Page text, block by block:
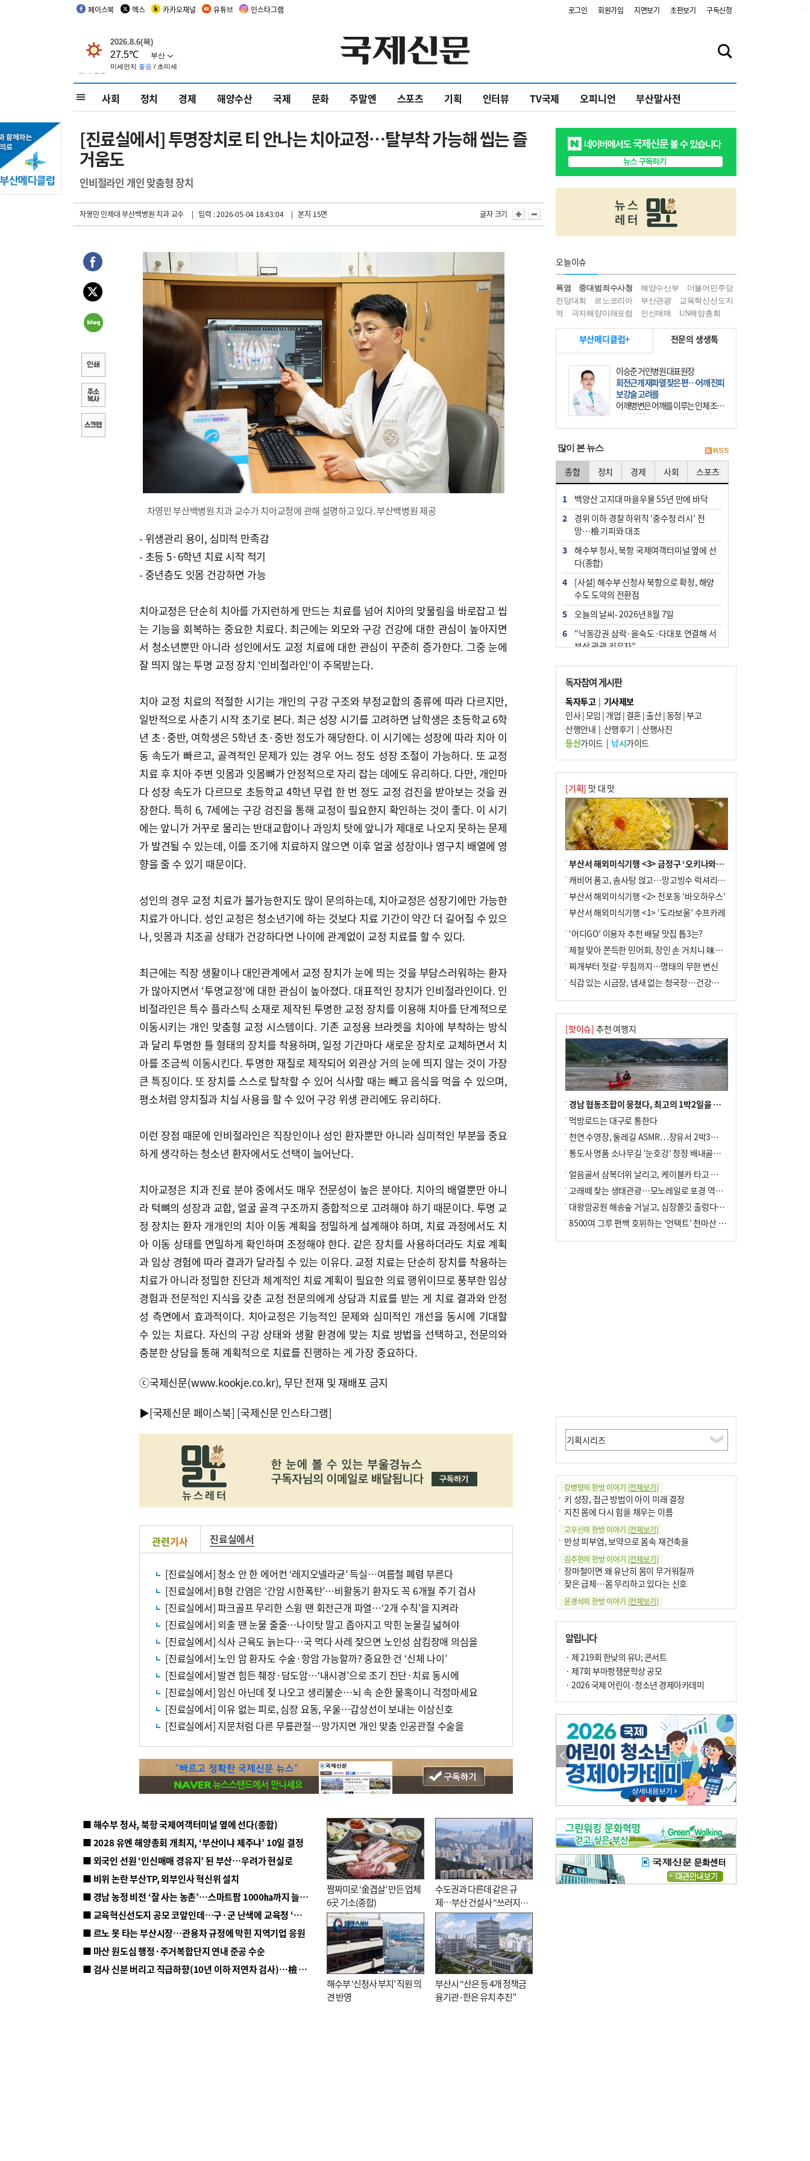
페이스북 엑스 카카오채널 유튜브 인스타그램 로그인 회원가입 지면보기 초판보기 구독신청
사회 정치 경제 해양수산 국제 문화 주말엔 스포츠 기획 인터뷰 TV국제 오피니언 부산말사전
[진료실에서] 투명장치로 티 안나는 치아교정…탈부착 가능해 씹는 즐
거움도
인비절라인 개인 맞춤형 장치
차영민 인제대 부산백병원 치과 교수 | 입력 : 2026-05-04 18:43:04 | 본지 15면 글자 크기
차영민 부산백병원 치과 교수가 치아교정에 관해 설명하고 있다. 부산백병원 제공
- 위생관리 용이, 심미적 만족감
- 초등 5·6학년 치료 시작 적기
- 중년층도 잇몸 건강하면 가능
치아교정은 단순히 치아를 가지런하게 만드는 치료를 넘어 치아의 맞물림을 바로잡고 씹
는 기능을 회복하는 중요한 치료다. 최근에는 외모와 구강 건강에 대한 관심이 높아지면
서 청소년뿐만 아니라 성인에서도 교정 치료에 대한 관심이 꾸준히 증가한다. 그중 눈에
잘 띄지 않는 투명 교정 장치 ‘인비절라인’이 주목받는다.
치아 교정 치료의 적절한 시기는 개인의 구강 구조와 부정교합의 종류에 따라 다르지만,
일반적으로 사춘기 시작 초기로 본다. 최근 성장 시기를 고려하면 남학생은 초등학교 6학
년 초·중반, 여학생은 5학년 초·중반 정도가 해당한다. 이 시기에는 성장에 따라 치아 이
동 속도가 빠르고, 골격적인 문제가 있는 경우 어느 정도 성장 조절이 가능하다. 또 교정
치료 후 치아 주변 잇몸과 잇몸뼈가 안정적으로 자리 잡는 데에도 유리하다. 다만, 개인마
다 성장 속도가 다르므로 초등학교 4학년 무렵 한 번 정도 교정 검진을 받아보는 것을 권
장한다. 특히 6, 7세에는 구강 검진을 통해 교정이 필요한지 확인하는 것이 좋다. 이 시기
에는 앞니가 거꾸로 물리는 반대교합이나 과잉치 탓에 앞니가 제대로 나오지 못하는 문제
가 발견될 수 있는데, 이를 조기에 치료하지 않으면 이후 얼굴 성장이나 영구치 배열에 영
향을 줄 수 있기 때문이다.
성인의 경우 교정 치료가 불가능한지도 많이 문의하는데, 치아교정은 성장기에만 가능한
치료가 아니다. 성인 교정은 청소년기에 하는 것보다 치료 기간이 약간 더 길어질 수 있으
나, 잇몸과 치조골 상태가 건강하다면 나이에 관계없이 교정 치료를 할 수 있다.
최근에는 직장 생활이나 대인관계에서 교정 장치가 눈에 띄는 것을 부담스러워하는 환자
가 많아지면서 ‘투명교정’에 대한 관심이 높아졌다. 대표적인 장치가 인비절라인이다. 인
비절라인은 특수 플라스틱 소재로 제작된 투명한 교정 장치를 이용해 치아를 단계적으로
이동시키는 개인 맞춤형 교정 시스템이다. 기존 교정용 브라켓을 치아에 부착하는 방식
과 달리 투명한 틀 형태의 장치를 착용하며, 일정 기간마다 새로운 장치로 교체하면서 치
아를 조금씩 이동시킨다. 투명한 재질로 제작되어 외관상 거의 눈에 띄지 않는 것이 가장
큰 특징이다. 또 장치를 스스로 탈착할 수 있어 식사할 때는 빼고 음식을 먹을 수 있으며,
평소처럼 양치질과 치실 사용을 할 수 있어 구강 위생 관리에도 유리하다.
이런 장점 때문에 인비절라인은 직장인이나 성인 환자뿐만 아니라 심미적인 부분을 중요
하게 생각하는 청소년 환자에서도 선택이 늘어난다.
치아교정은 치과 진료 분야 중에서도 매우 전문성이 높은 분야다. 치아의 배열뿐만 아니
라 턱뼈의 성장과 교합, 얼굴 골격 구조까지 종합적으로 고려해야 하기 때문이다. 투명 교
정 장치는 환자 개개인의 치아 이동 계획을 정밀하게 설계해야 하며, 치료 과정에서도 치
아 이동 상태를 면밀하게 확인하며 조정해야 한다. 같은 장치를 사용하더라도 치료 계획
과 임상 경험에 따라 결과가 달라질 수 있는 이유다. 교정 치료는 단순히 장치를 착용하는
치료가 아니라 정밀한 진단과 체계적인 치료 계획이 필요한 의료 행위이므로 풍부한 임상
경험과 전문적인 지식을 갖춘 교정 전문의에게 상담과 치료를 받는 게 치료 결과와 안정
성 측면에서 효과적이다. 치아교정은 기능적인 문제와 심미적인 개선을 동시에 기대할
수 있는 치료다. 자신의 구강 상태와 생활 환경에 맞는 치료 방법을 선택하고, 전문의와
충분한 상담을 통해 계획적으로 치료를 진행하는 게 가장 중요하다.
ⓒ국제신문(www.kookje.co.kr), 무단 전재 및 재배포 금지
▶[국제신문 페이스북] [국제신문 인스타그램]
관련기사 진료실에서
[진료실에서] 청소 안 한 에어컨 ‘레지오넬라균’ 득실…여름철 폐렴 부른다
[진료실에서] B형 간염은 ‘간암 시한폭탄’…비활동기 환자도 꼭 6개월 주기 검사
[진료실에서] 파크골프 무리한 스윙 땐 회전근개 파열…‘2개 수칙’을 지켜라
[진료실에서] 외출 땐 눈물 줄줄…나이탓 말고 좁아지고 막힌 눈물길 넓혀야
[진료실에서] 식사 근육도 늙는다…국 먹다 사레 잦으면 노인성 삼킴장애 의심을
[진료실에서] 노인 암 환자도 수술·항암 가능할까? 중요한 건 ‘신체 나이’
[진료실에서] 발견 힘든 췌장·담도암…‘내시경’으로 조기 진단·치료 동시에
[진료실에서] 임신 아닌데 젖 나오고 생리불순…뇌 속 순한 물혹이니 걱정마세요
[진료실에서] 이유 없는 피로, 심장 요동, 우울…갑상선이 보내는 이상신호
[진료실에서] 지문처럼 다른 무릎관절…망가지면 개인 맞춤 인공관절 수술을
■ 해수부 청사, 북항 국제여객터미널 옆에 선다(종합)
■ 2028 유엔 해양총회 개최지, ‘부산이냐 제주냐’ 10일 결정
■ 외국인 선원 ‘인신매매 경유지’ 된 부산…우려가 현실로
■ 비위 논란 부산TP, 외부인사 혁신위 설치
■ 경남 농정 비전 ‘잘 사는 농촌’…스마트팜 1000㏊까지 늘린다
■ 교육혁신선도지 공모 코앞인데…구·군 난색에 교육청 ‘쩔쩔’
■ 르노 못 타는 부산시장…관용차 규정에 막힌 지역기업 응원
■ 마산 원도심 행정·주거복합단지 연내 준공 수순
■ 검사 신분 버리고 직급하향(10년 이하 저연차 검사)…檢 중수청행 기피
짬짜미로 ‘金겹살’ 만든 업체
6곳 기소(종합)
수도권과 다른데 같은 규
제…부산 건설사 “쓰러지기
직전”
해수부 ‘신청사 부지’ 직원 의
견 반영
부산시 “산은 등 4개 정책금
융기관·한은 유치 추진”
오늘이슈
폭염 중대범죄수사청 해양수산부
더불어민주당
전당대회
르노코리아 부산관광
교육혁신선도지
역
극지해양미래포럼 인신매매 UN해양총회
부산메디클럽+ 전문의 생생톡
이승준 거인병원 대표원장
회전근개 재파열 잦은 편…어깨 진피
보강술 고려를
어깨병변은 어깨를 이루는 인체 조직
에 발생하는 손상을 말한다. 여기에
는 오십견과 회전근개 증후군, 어깨
많이 본 뉴스
종합 정치 경제 사회 스포츠
1
백양산 고지대 마을우물 55년 만에 바닥
2
경위 이하 경찰 하위직 ‘중수청 러시’ 전
망…檢 기피와 대조
3
해수부 청사, 북항 국제여객터미널 옆에 선
다(종합)
4
[사설] 해수부 신청사 북항으로 확정, 해양
수도 도약의 전환점
5
오늘의 날씨- 2026년 8월 7일
6
“낙동강권 삼락·을숙도·다대포 연결해 서
부산 관광 키우자”
7
부울경 주말부터 비소식…‘극한 폭염’ 한풀
꺾일 듯
8
피란마을 67년 역사인데…전교생 24명 아
미초 통폐합 기로
9
교육혁신선도지 공모 코앞인데…구·군 난
색에 교육청 ‘쩔쩔’
10 2028 유엔 해양총회 개최지, ‘부산이냐 제
주냐’ 10일 결정
독자참여 게시판
독자투고| 기사제보
인사|모임 | 개업 | 결혼|출산|동정 |부고
산행안내 | 산행후기 | 산행사진
등산가이드| 낚시가이드
[기획] 맛 대 맛
부산서 해외미식기행 <3> 금정구 ‘오키나와키친’
캐비어 품고, 솜사탕 얹고…망고빙수 럭셔리한 진화
부산서 해외미식기행 <2> 전포동 ‘바오하우스’
부산서 해외미식기행 <1> ‘도라보울’ 수프카레
‘어디GO’ 이용자 추천 배달 맛집 톱3는?
제철 맞아 쫀득한 민어회, 장인 손 거치니 味친 한상
찌개부터 젓갈·무침까지…명태의 무한 변신
식감 있는 시금장, 냄새 없는 청국장…건강한 발효 밥상
[핫이슈] 추천 여행지
경남 협동조합이 뭉쳤다, 최고의 1박2일을 위해
먹방로드는 대구로 통한다
천연 수영장, 둘레길 ASMR…장유서 2박3일 소확행
통도사 명품 소나무길 ‘눈호강’ 청정 배내골서 더위 싹
얼음골서 삼복더위 날리고, 케이블카 타고 신선놀음
고래떼 찾는 생태관광…모노레일로 포경 역사여행
대왕암공원 해송숲 거닐고, 심장쫄깃 출렁다리 건너봐
8500여 그루 편백 호위하는 ‘언택트’ 천마산 산림욕장
강병령의 한방 이야기 [전체보기]
키 성장, 접근 방법이 아이 미래 결정
지친 몸에 다시 힘을 채우는 이름
고우신의 한방 이야기 [전체보기]
만성 피부염, 보약으로 몸속 재건축을
김주현의 한방 이야기 [전체보기]
장마철이면 왜 유난히 몸이 무거워질까
잦은 급체…몸 무리하고 있다는 신호
윤경석의 한방 이야기 [전체보기]
땀 멈추려 하지 말고 원인부터 찾아야
손 떨림, 늙음 증거일까 질병 신호일까
윤화정의 한방 이야기
냉기 직접 닿으면 ‘구안와사’ 위험
의료 다이제스트[전체보기]
환자경험평가 지역 1위·전국 2위 外
이유림의 한방 이야기[전체보기]
한방치료, 통증 관리의 새 해법
정영자 시민기자의 웰니스 [전체보기]
습한 여름…몸 깨우는 ‘순환 처방전’
자연·쉼에서 찾는 ‘웰니스 처방전’
조성우의 한방 이야기[전체보기]
봄의 설렘보다 먼저 내 몸의 달램
진료실에서[전체보기]
B형 간염은 ‘간암 시한폭탄’…비활동기 환자도 꼭 6개월 주기 검사
최수지의 한방 이야기 [전체보기]
‘생리 안 해서 편하다’는 위험한 착각
알립니다
· 제 219회 한낮의 유U; 콘서트
· 제7회 부마항쟁문학상 공모
· 2026 국제 어린이·청소년 경제아카데미